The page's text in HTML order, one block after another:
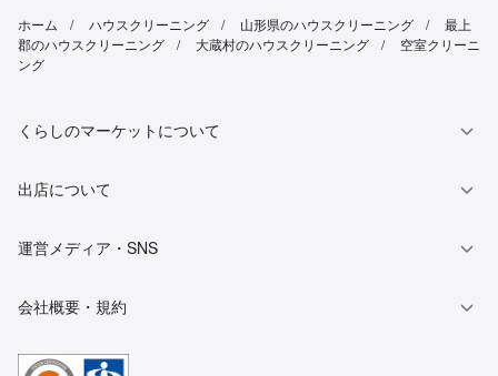
ホーム ハウスクリーニング 山形県のハウスクリーニング
最上
郡のハウスクリーニング
大蔵村のハウスクリーニング
空室クリーニ
ング
くらしのマーケットについて
出店について
運営メディア・SNS
会社概要・規約